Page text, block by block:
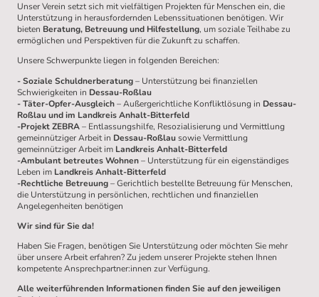
Unser Verein setzt sich mit vielfältigen Projekten für Menschen ein, die
Unterstützung in herausfordernden Lebenssituationen benötigen. Wir
bieten Beratung, Betreuung und Hilfestellung, um soziale Teilhabe zu
ermöglichen und Perspektiven für die Zukunft zu schaffen.
Unsere Schwerpunkte liegen in folgenden Bereichen:
- Soziale Schuldnerberatung– Unterstützung bei finanziellen
Schwierigkeiten in Dessau-Roßlau
- Täter-Opfer-Ausgleich– Außergerichtliche Konfliktlösung in Dessau-
Roßlau und im Landkreis Anhalt-Bitterfeld
-Projekt ZEBRA– Entlassungshilfe, Resozialisierung und Vermittlung
gemeinnütziger Arbeit in Dessau-Roßlausowie Vermittlung
gemeinnütziger Arbeit im Landkreis Anhalt-Bitterfeld
-Ambulant betreutes Wohnen– Unterstützung für ein eigenständiges
Leben im Landkreis Anhalt-Bitterfeld
-Rechtliche Betreuung– Gerichtlich bestellte Betreuung für Menschen,
die Unterstützung in persönlichen, rechtlichen und finanziellen
Angelegenheiten benötigen
Wir sind für Sie da!
Haben Sie Fragen, benötigen Sie Unterstützung oder möchten Sie mehr
über unsere Arbeit erfahren? Zu jedem unserer Projekte stehen Ihnen
kompetente Ansprechpartner:innen zur Verfügung.
Alle weiterführenden Informationen finden Sie auf den jeweiligen